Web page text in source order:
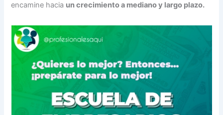
encamine hacia un crecimiento a mediano y largo plazo.